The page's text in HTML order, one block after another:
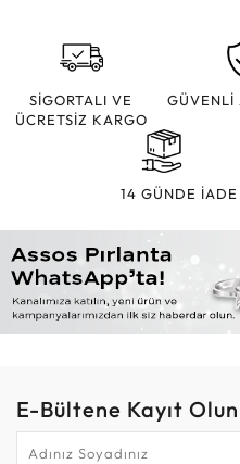
SİGORTALI VE
ÜCRETSİZ KARGO
GÜVENLİ
14 GÜNDE İADE
E-Bültene Kayıt Olun